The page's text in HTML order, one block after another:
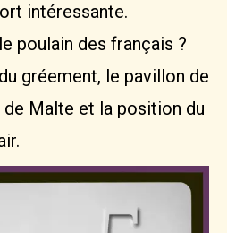
intéressante.
poulain des français ?
gréement, le pavillon de
Malte et la position du